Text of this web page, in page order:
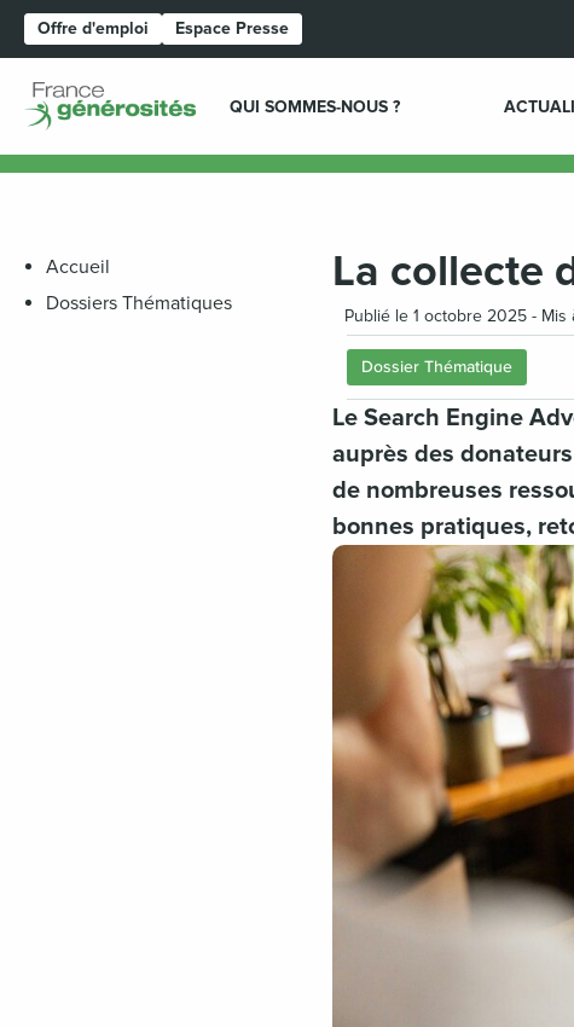
Offre d'emploi Espace Presse
QUI SOMMES-NOUS ?
Accueil
Dossiers Thématiques
La collecte
Publié le 1 octobre 2025 -
Dossier Thématique
Le Search Engine
auprès des
de nombreuses
bonnes pratiques,